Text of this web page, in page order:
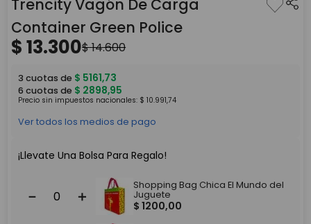
4 .
monopatin
5. toy story
Trencity Vagón De Carga
Container Green Police
$13.300$14.600
3 cuotas de $ 5161,73
6 cuotas de $ 2898,95
Precio sin impuestos nacionales: $ 10.991,74
Ver todos los medios de pago
¡Llevate Una Bolsa Para Regalo!
＋
－
Shopping Bag Chica El Mundo del
Juguete
$ 1200,00